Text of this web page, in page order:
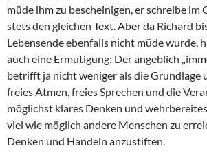
müde ihm zu bescheinigen, er schreibe im
stets den gleichen Text. Aber da Richard
Lebensende ebenfalls nicht müde wurde,
auch eine Ermutigung: Der angeblich
betrifft ja nicht weniger als die Grundlage
freies Atmen, freies Sprechen und die
möglichst klares Denken und
viel wie möglich andere Menschen zu
Denken und Handeln anzustiften.